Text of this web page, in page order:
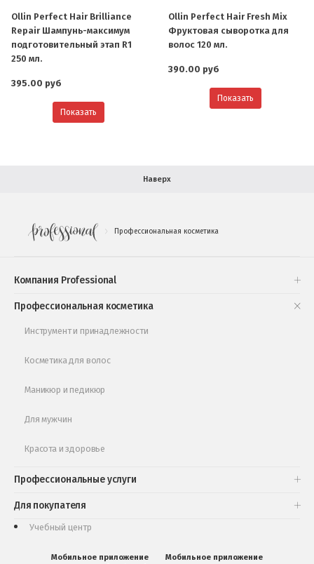
Ollin Perfect Hair Brilliance
Repair Шампунь-максимум
подготовительный этап R1
250 мл.
395.00 руб
Показать
Ollin Perfect Hair Fresh Mix
Фруктовая сыворотка для
волос 120 мл.
390.00 руб
Показать
Наверх
. Профессиональная косметика
Компания Professional
Контактная информация
Доставка
Форма обратной связи
Профессиональная косметика
Инструмент и принадлежности
Косметика для волос
Маникюр и педикюр
Для мужчин
Красота и здоровье
Профессиональные услуги
Для покупателя
Подарочные наборы
Обучающее видео
Учебный центр
Мобильное приложение Мобильное приложение